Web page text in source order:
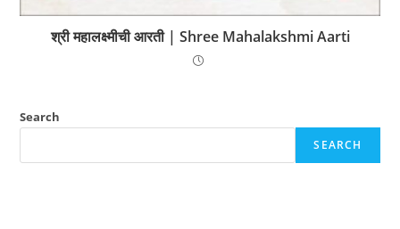
श्री महालक्ष्मीची आरती | Shree Mahalakshmi Aarti
Search
SEARCH